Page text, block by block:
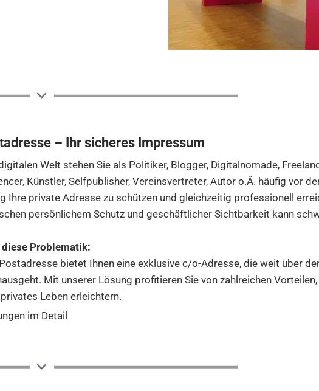
– Ihr sicheres Impressum
Welt stehen Sie als Politiker, Blogger, Digitalnomade,
Künstler, Selfpublisher, Vereinsvertreter, Autor o.Ä. häufig vor
Ihre private Adresse zu schützen und gleichzeitig professionell
persönlichem Schutz und geschäftlicher Sichtbarkeit kann
Problematik:
bietet Ihnen eine exklusive c/o-Adresse, die weit über
Mit unserer Lösung profitieren Sie von zahlreichen
Leben erleichtern.
im Detail